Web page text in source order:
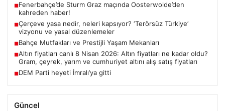
■Fenerbahçe’de Sturm Graz maçında Oosterwolde’den
kahreden haber!
■Çerçeve yasa nedir, neleri kapsıyor? ‘Terörsüz Türkiye’
vizyonu ve yasal düzenlemeler
■Bahçe Mutfakları ve Prestijli Yaşam Mekanları
■Altın fiyatları canlı 8 Nisan 2026: Altın fiyatları ne kadar oldu?
Gram, çeyrek, yarım ve cumhuriyet altını alış satış fiyatları
■DEM Parti heyeti İmralı’ya gitti
Güncel